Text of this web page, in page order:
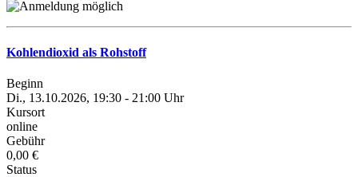
Kohlendioxid als Rohstoff
Beginn
Di., 13.10.2026, 19:30 - 21:00 Uhr
Kursort
online
Gebühr
0,00 €
Status